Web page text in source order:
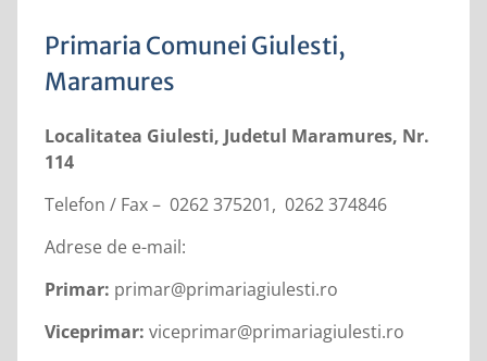
Primaria Comunei Giulesti,
Maramures
Localitatea Giulesti, Judetul Maramures, Nr.
114
Telefon / Fax – 0262 375201, 0262 374846
Adrese de e-mail:
Primar: primar@primariagiulesti.ro
Viceprimar: viceprimar@primariagiulesti.ro